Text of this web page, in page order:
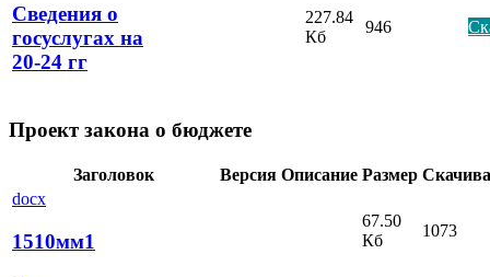
Сведения о
госуслугах на
20-24 гг
227.84
Кб
946
Проект закона о бюджете
Заголовок Версия Описание Размер
docx
1510мм1
67.50
Кб
1073